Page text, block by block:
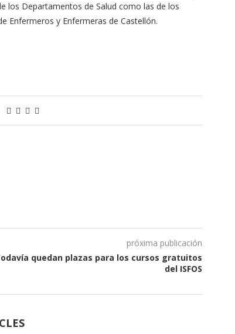
los Departamentos de Salud como las de los
Enfermeros y Enfermeras de Castellón.
próxima publicación
quedan plazas para los cursos gratuitos
del ISFOS